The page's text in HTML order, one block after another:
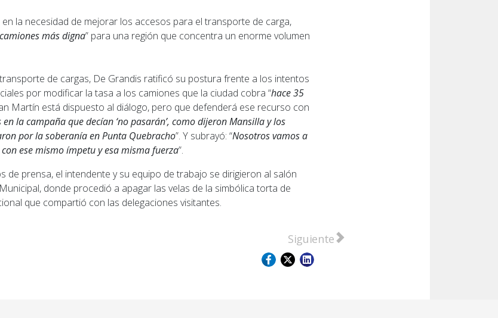
la necesidad de mejorar los accesos para el transporte de carga,
más digna” para una región que concentra un enorme volumen
de cargas, De Grandis ratificó su postura frente a los intentos
por modificar la tasa a los camiones que la ciudad cobra “hace 35
Martín está dispuesto al diálogo, pero que defenderá ese recurso con
en la campaña que decían ‘no pasarán’, como dijeron Mansilla y los
por la soberanía en Punta Quebracho”. Y subrayó: “Nosotros vamos a
ese mismo ímpetu y esa misma fuerza”.
de prensa, el intendente y su equipo de trabajo se dirigieron al salón
donde procedió a apagar las velas de la simbólica torta de
que compartió con las delegaciones visitantes.
a cuatro nuevos integrantes de una organización criminal que opera en el cordón industrial
Artículo siguiente: Avanzan los
Siguiente